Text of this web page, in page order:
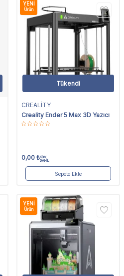
YENI
Ürün
Tükendi
CREALİTY
Creality Ender 5 Max 3D Yazıcı
0,00 ₺KDV
DAHİL
Sepete Ekle
YENI
Ürün